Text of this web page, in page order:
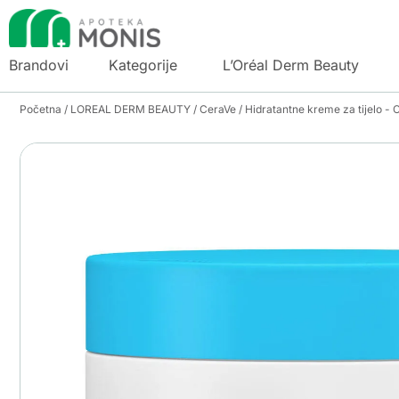
Brandovi Kategorije L’Oréal Derm Beauty
Početna / LOREAL DERM BEAUTY / CeraVe / Hidratantne kreme za tijelo -